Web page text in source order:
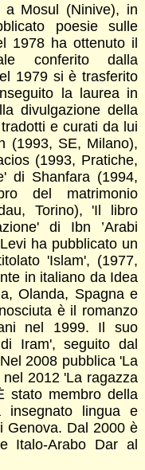
Mosul (Nini­ve), in
poesie sulle
1978 ha ottenuto il
conferito dalla
1979 si è trasferito
la laurea in
divulgazione della
e curati da lui
(1993, SE, Milano),
(1993, Pratiche,
di Shanfara (1994,
del matrimonio
Torino), 'Il libro
di Ibn ’Arabi
ha pubblicato un
'Islam', (1977,
in italiano da Idea
Olanda, Spagna e
è il romanzo
nel 1999. Il suo
Iram', seguito dal
2008 pubblica 'La
2012 'La ragazza
stato membro della
insegnato lingua e
Genova. Dal 2000 è
Italo-Arabo Dar al